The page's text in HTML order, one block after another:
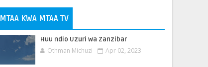
MTAA KWA MTAA TV
Huu ndio Uzuri wa Zanzibar
Othman Michuzi Apr 02, 2023